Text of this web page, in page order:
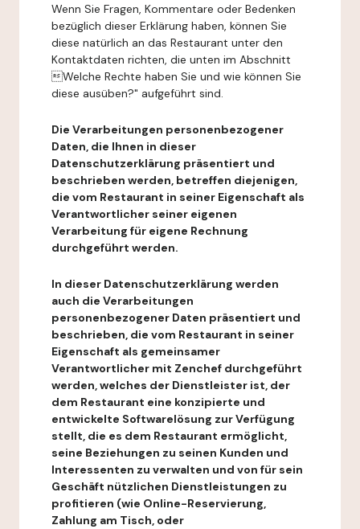
Wenn Sie Fragen, Kommentare oder Bedenken
bezüglich dieser Erklärung haben, können Sie
diese natürlich an das Restaurant unter den
Kontaktdaten richten, die unten im Abschnitt
Welche Rechte haben Sie und wie können Sie
diese ausüben?" aufgeführt sind.
Die Verarbeitungen personenbezogener
Daten, die Ihnen in dieser
Datenschutzerklärung präsentiert und
beschrieben werden, betreffen diejenigen,
die vom Restaurant in seiner Eigenschaft als
Verantwortlicher seiner eigenen
Verarbeitung für eigene Rechnung
durchgeführt werden.
In dieser Datenschutzerklärung werden
auch die Verarbeitungen
personenbezogener Daten präsentiert und
beschrieben, die vom Restaurant in seiner
Eigenschaft als gemeinsamer
Verantwortlicher mit Zenchef durchgeführt
werden, welches der Dienstleister ist, der
dem Restaurant eine konzipierte und
entwickelte Softwarelösung zur Verfügung
stellt, die es dem Restaurant ermöglicht,
seine Beziehungen zu seinen Kunden und
Interessenten zu verwalten und von für sein
Geschäft nützlichen Dienstleistungen zu
profitieren (wie Online-Reservierung,
Zahlung am Tisch, oder